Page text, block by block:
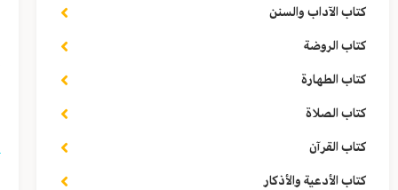
كتاب الآداب والسنن
كتاب الروضة
كتاب الطهارة
كتاب الصلاة
كتاب القرآن
كتاب الأدعية والأذكار